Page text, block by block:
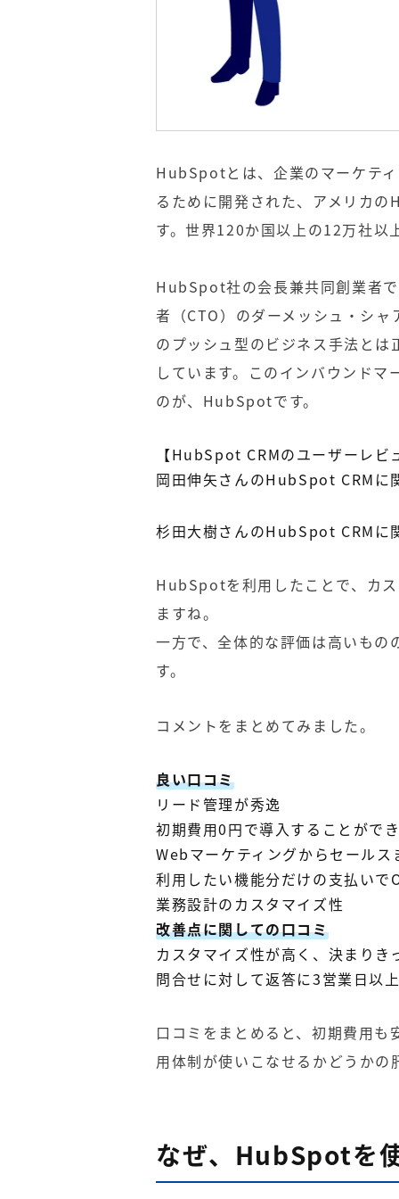
HubSpotとは、企業のマーケテ
るために開発された、アメリカ
す。世界120か国以上の12万社以
HubSpot社の会長兼共同創業者
者（CTO）のダーメッシュ・シ
のプッシュ型のビジネス手法と
しています。このインバウンド
のが、HubSpotです。
【HubSpot CRMのユーザーレビ
岡田伸矢さんのHubSpot CRMに
杉田大樹さんのHubSpot CRMに
HubSpotを利用したことで、カ
ますね。
一方で、全体的な評価は高いも
す。
コメントをまとめてみました。
良い口コミ
リード管理が秀逸
初期費用0円で導入することがで
Webマーケティングからセール
利用したい機能分だけの支払いで
業務設計のカスタマイズ性
改善点に関しての口コミ
カスタマイズ性が高く、決まりき
問合せに対して返答に3営業日以
口コミをまとめると、初期費用
用体制が使いこなせるかどうかの
なぜ、HubSpotを